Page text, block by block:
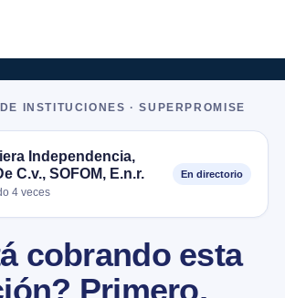
INSTITUCIONES · SUPERPROMISE
Independencia,
C.v., SOFOM, E.n.r.
4 veces
En directorio
cobrando esta
Primero,